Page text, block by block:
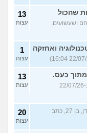
שהכול
ושעשועים,
13
עצות
ואחזקה
1
עצות
כעס.
(אלכס, שם בדוי, בן 40, כתב ב-22/07/26
13
עצות
(עידן, בן 27, כתב
20
עצות